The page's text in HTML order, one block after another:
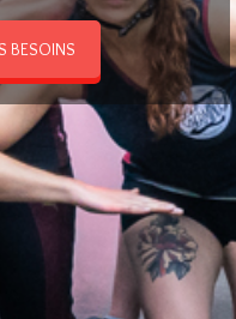
BESOINS